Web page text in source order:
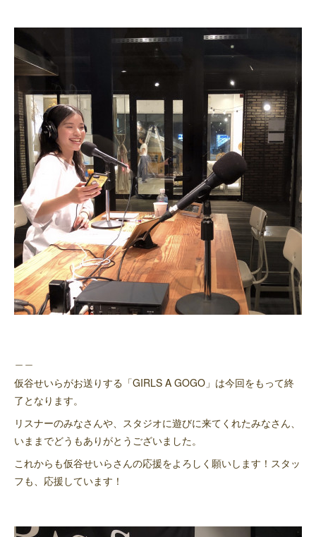
仮谷せいらがお送りする「GIRLS A GOGO」は今回をもって終
了となります。
リスナーのみなさんや、スタジオに遊びに来てくれたみなさん、
いままでどうもありがとうございました。
これからも仮谷せいらさんの応援をよろしく願いします！スタッ
フも、応援しています！